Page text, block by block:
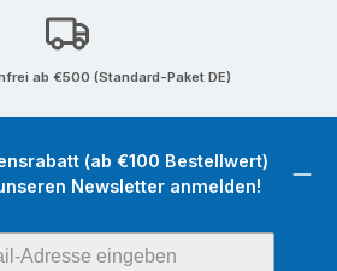
ab €500 (Standard-Paket DE)
(ab €100 Bestellwert)
Newsletter anmelden!